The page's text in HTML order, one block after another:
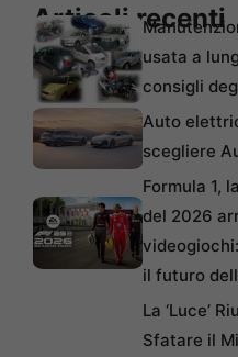
Articoli recenti
usata a
consigli
Auto
scegliere
Formula 1,
del 2026
il futuro
La ‘Luce’
Sfatare il